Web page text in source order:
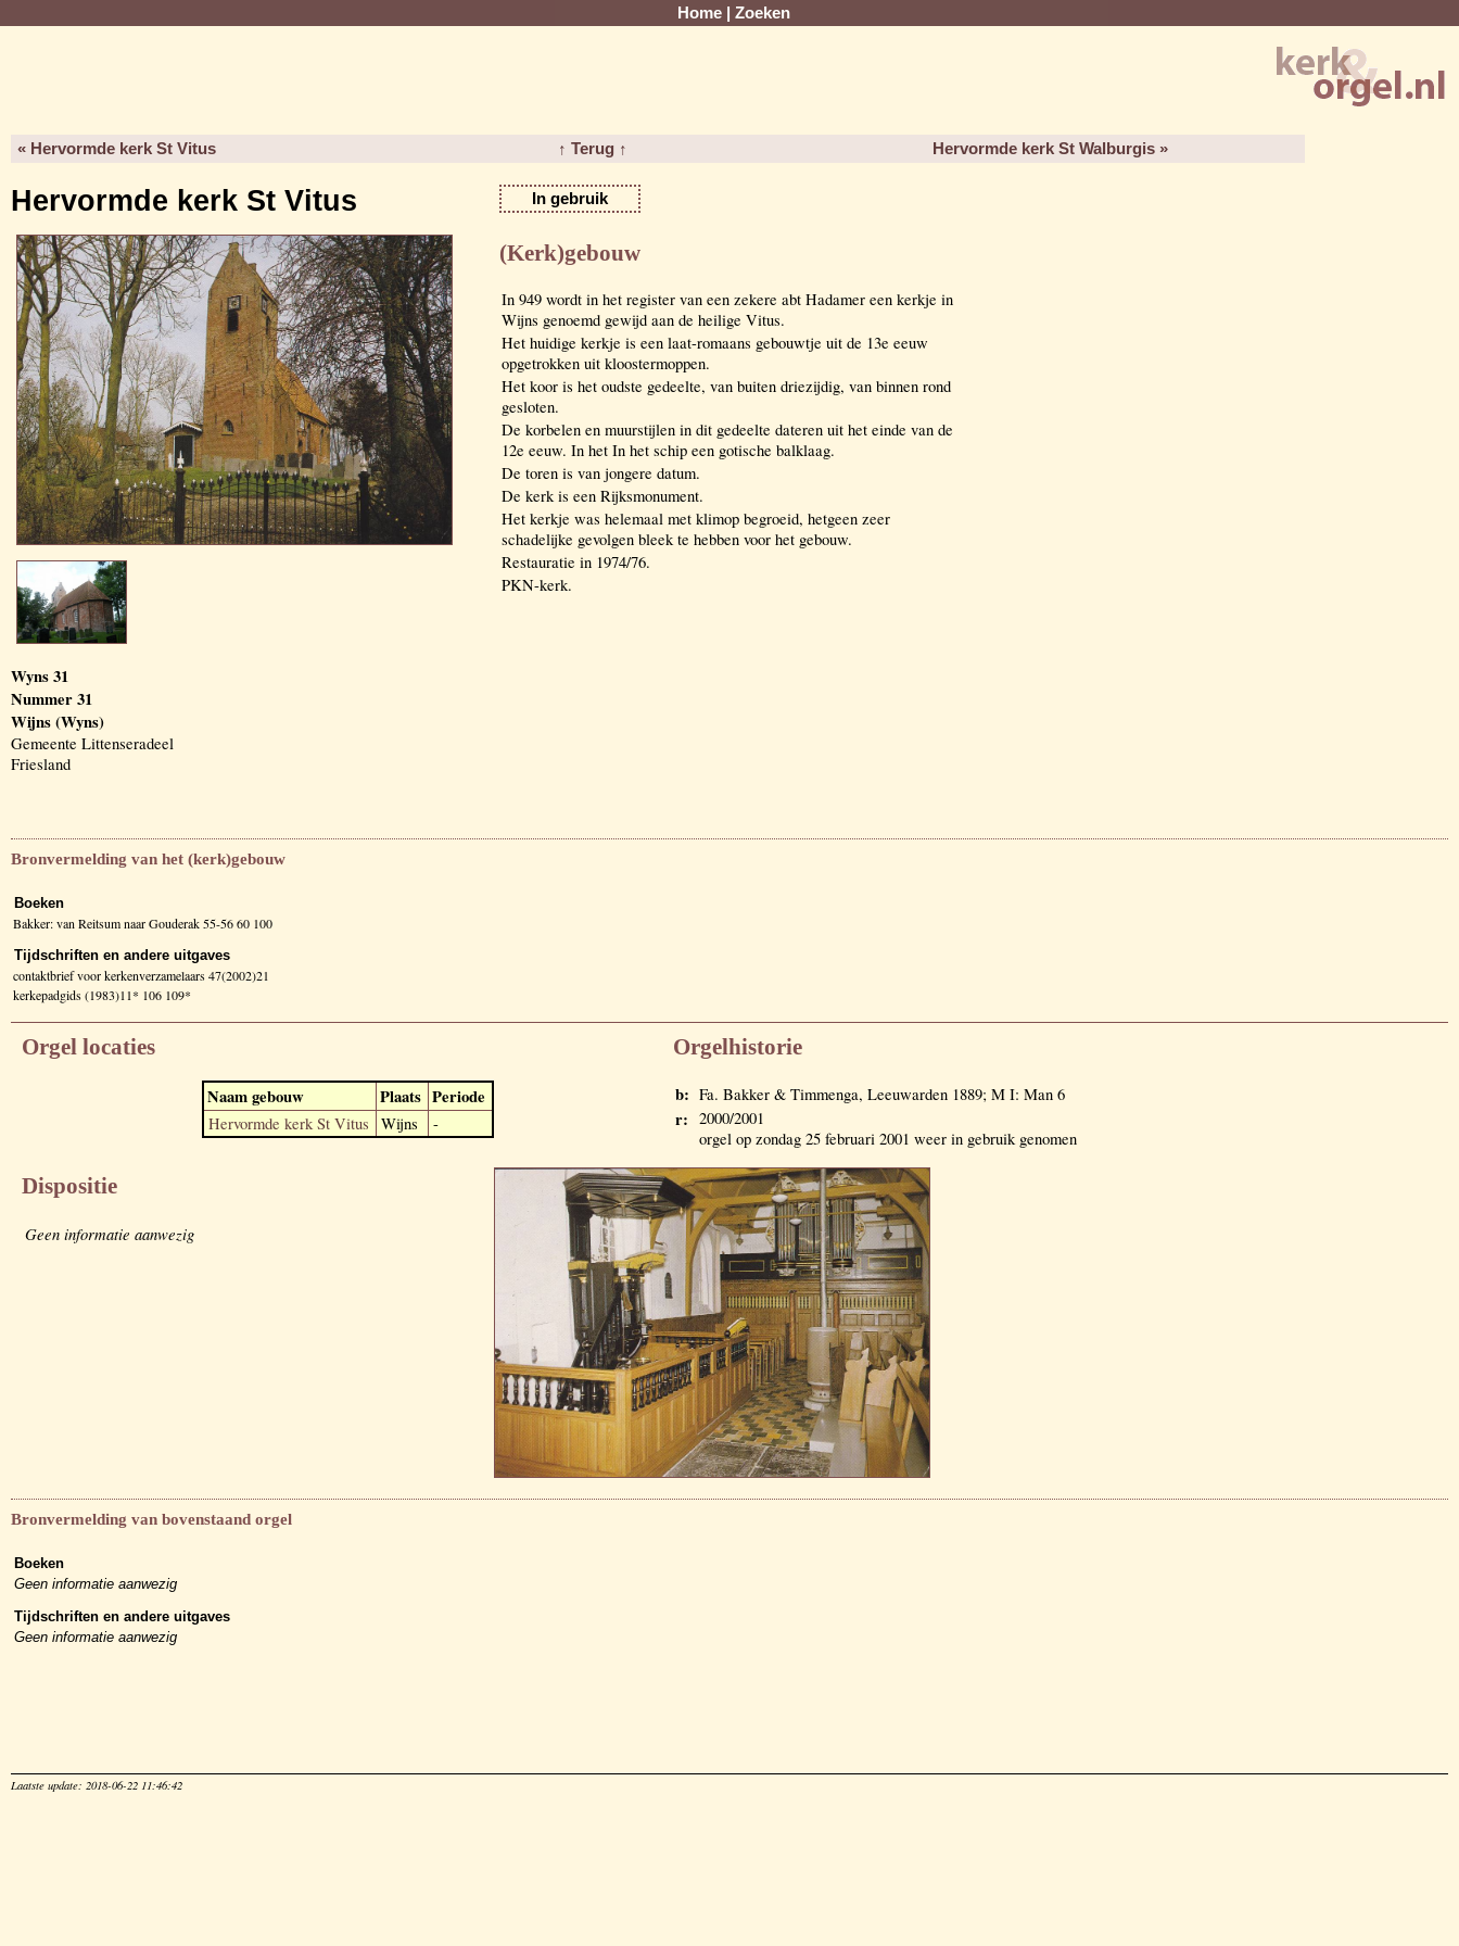
Home Zoeken
« Hervormde kerk St Vitus ↑ Terug ↑ Hervormde kerk St Walburgis »
Hervormde kerk St Vitus In gebruik
Wyns 31
Nummer 31
Wijns (Wyns)
Gemeente Littenseradeel
Friesland
(Kerk)gebouw
In 949 wordt in het register van een zekere abt Hadamer een kerkje in
Wijns genoemd gewijd aan de heilige Vitus.
Het huidige kerkje is een laat-romaans gebouwtje uit de 13e eeuw
opgetrokken uit kloostermoppen.
Het koor is het oudste gedeelte, van buiten driezijdig, van binnen rond
gesloten.
De korbelen en muurstijlen in dit gedeelte dateren uit het einde van de
12e eeuw. In het In het schip een gotische balklaag.
De toren is van jongere datum.
De kerk is een Rijksmonument.
Het kerkje was helemaal met klimop begroeid, hetgeen zeer
schadelijke gevolgen bleek te hebben voor het gebouw.
Restauratie in 1974/76.
PKN-kerk.
Bronvermelding van het (kerk)gebouw
Boeken
Bakker: van Reitsum naar Gouderak 55-56 60 100
Tijdschriften en andere uitgaves
contaktbrief voor kerkenverzamelaars 47(2002)21
kerkepadgids (1983)11* 106 109*
Orgel locaties
Naam gebouw Plaats Periode
Hervormde kerk St Vitus Wijns -
Orgelhistorie
b: Fa. Bakker & Timmenga, Leeuwarden 1889; M I: Man 6
r: 2000/2001
orgel op zondag 25 februari 2001 weer in gebruik genomen
Dispositie
Geen informatie aanwezig
Bronvermelding van bovenstaand orgel
Boeken
Geen informatie aanwezig
Tijdschriften en andere uitgaves
Geen informatie aanwezig
Laatste update: 2018-06-22 11:46:42